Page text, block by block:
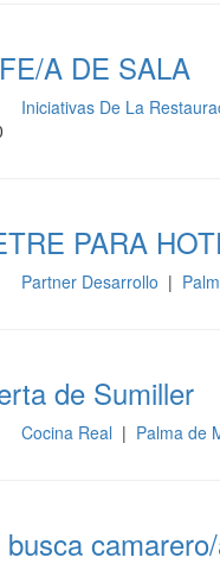
A DE SALA
Iniciativas De La
PARA
Partner Desarrollo |
de Sumiller
Cocina Real | Palma de
busca